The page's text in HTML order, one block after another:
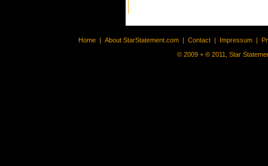
Home | About StarStatement.com | Contact | Impressum |
© 2009 + ® 2011, Star